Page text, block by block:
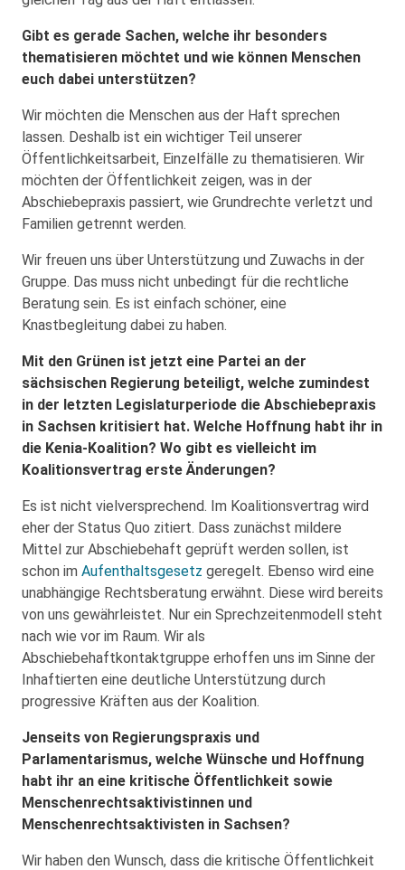
Gibt es gerade Sachen, welche ihr besonders
thematisieren möchtet und wie können Menschen
euch dabei unterstützen?
Wir möchten die Menschen aus der Haft sprechen
lassen. Deshalb ist ein wichtiger Teil unserer
Öffentlichkeitsarbeit, Einzelfälle zu thematisieren. Wir
möchten der Öffentlichkeit zeigen, was in der
Abschiebepraxis passiert, wie Grundrechte verletzt und
Familien getrennt werden.
Wir freuen uns über Unterstützung und Zuwachs in der
Gruppe. Das muss nicht unbedingt für die rechtliche
Beratung sein. Es ist einfach schöner, eine
Knastbegleitung dabei zu haben.
Mit den Grünen ist jetzt eine Partei an der
sächsischen Regierung beteiligt, welche zumindest
in der letzten Legislaturperiode die Abschiebepraxis
in Sachsen kritisiert hat. Welche Hoffnung habt ihr in
die Kenia-Koalition? Wo gibt es vielleicht im
Koalitionsvertrag erste Änderungen?
Es ist nicht vielversprechend. Im Koalitionsvertrag wird
eher der Status Quo zitiert. Dass zunächst mildere
Mittel zur Abschiebehaft geprüft werden sollen, ist
schon im Aufenthaltsgesetz geregelt. Ebenso wird eine
unabhängige Rechtsberatung erwähnt. Diese wird bereits
von uns gewährleistet. Nur ein Sprechzeitenmodell steht
nach wie vor im Raum. Wir als
Abschiebehaftkontaktgruppe erhoffen uns im Sinne der
Inhaftierten eine deutliche Unterstützung durch
progressive Kräften aus der Koalition.
Jenseits von Regierungspraxis und
Parlamentarismus, welche Wünsche und Hoffnung
habt ihr an eine kritische Öffentlichkeit sowie
Menschenrechtsaktivistinnen und
Menschenrechtsaktivisten in Sachsen?
Wir haben den Wunsch, dass die kritische Öffentlichkeit